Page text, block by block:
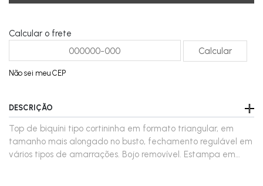
Calcular o frete
Não sei meu CEP
DESCRIÇÃO
Top de biquíni tipo cortininha em formato triangular, em
tamanho mais alongado no busto, fechamento regulável em
vários tipos de amarrações. Bojo removível. Estampa em